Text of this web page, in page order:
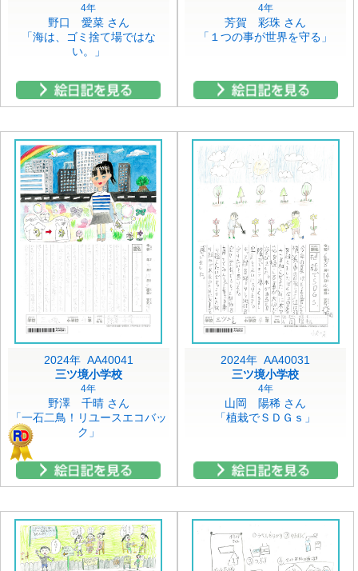
4年
野口 愛菜 さん
「海は、ゴミ捨て場ではな
い。」
4年
芳賀 彩珠 さん
「１つの事が世界を守る」
2024年 AA40041
三ツ境小学校
4年
野澤 千晴 さん
「一石二鳥！リユースエコバッ
ク」
2024年 AA40031
三ツ境小学校
4年
山岡 陽稀 さん
「植栽でＳＤＧｓ」